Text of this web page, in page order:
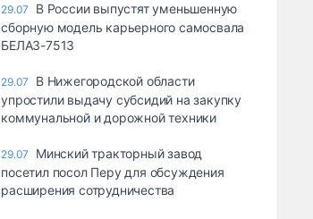
29.07
В России выпустят уменьшенную
сборную модель карьерного самосвала
БЕЛАЗ-7513
29.07
В Нижегородской области
упростили выдачу субсидий на закупку
коммунальной и дорожной техники
29.07
Минский тракторный завод
посетил посол Перу для обсуждения
расширения сотрудничества